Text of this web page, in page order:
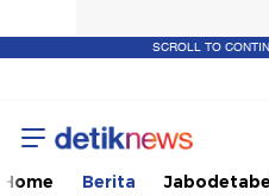
SCROLL TO
Home Berita